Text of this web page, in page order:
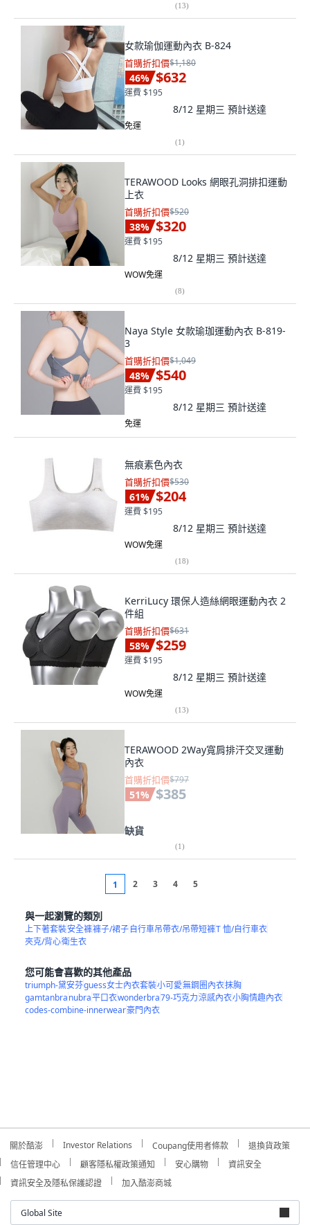
(13)
女款瑜伽運動內衣 B-824
首購折扣價$1,180
46% $632
運費 $195
8/12 星期三 預計送達
免運
(1)
TERAWOOD Looks 網眼孔洞排扣運動
上衣
首購折扣價$520
38% $320
運費 $195
8/12 星期三 預計送達
WOW免運
(8)
Naya Style 女款瑜珈運動內衣 B-819-
3
首購折扣價$1,049
48% $540
運費 $195
8/12 星期三 預計送達
免運
無痕素色內衣
首購折扣價$530
61% $204
運費 $195
8/12 星期三 預計送達
WOW免運
(18)
KerriLucy 環保人造絲網眼運動內衣 2
件組
首購折扣價$631
58% $259
運費 $195
8/12 星期三 預計送達
WOW免運
(13)
TERAWOOD 2Way寬肩排汗交叉運動
內衣
首購折扣價$797
51% $385
缺貨
(1)
1 2 3 4 5
與一起瀏覽的類別
上下著套裝安全褲褲子/裙子自行車吊帶衣/吊帶短褲T 恤/自行車衣
夾克/背心衛生衣
您可能會喜歡的其他產品
triumph-黛安芬guess女士內衣套裝小可愛無鋼圈內衣抹胸
gamtanbranubra平口衣wonderbra79-巧克力涼感內衣小胸情趣內衣
codes-combine-innerwear豪門內衣
關於酷澎 Investor Relations Coupang使用者條款
退換貨政策
信任管理中心
顧客隱私權政策通知 安心購物
資訊安全
資訊安全及隱私保護認證
加入酷澎商城
Global Site